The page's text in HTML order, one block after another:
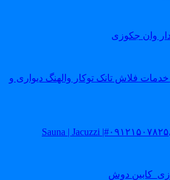
وان جکوزی
فلاش تانک توکار والهنگ دیواری و
دوش